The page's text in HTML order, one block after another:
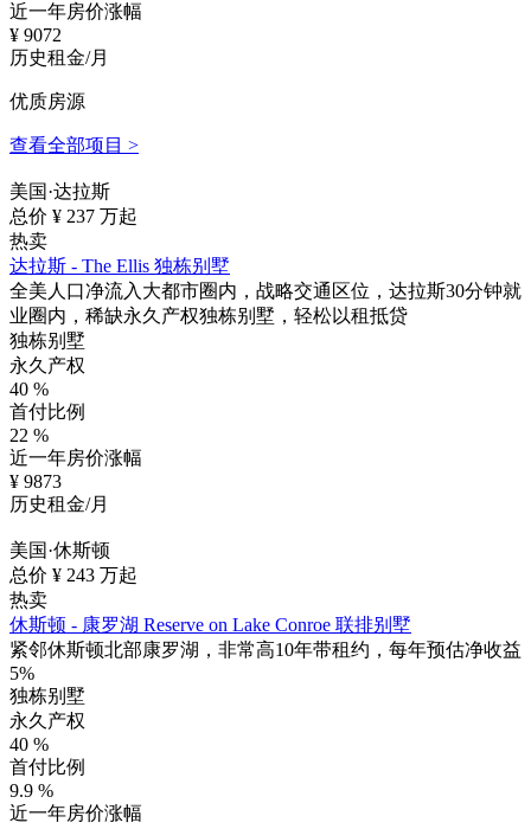
近一年房价涨幅
¥ 9072
历史租金/月
优质房源
查看全部项目 >
美国·达拉斯
总价 ¥ 237 万起
热卖
达拉斯 - The Ellis 独栋别墅
全美人口净流入大都市圈内，战略交通区位，达拉斯30分钟就
业圈内，稀缺永久产权独栋别墅，轻松以租抵贷
独栋别墅
永久产权
40 %
首付比例
22 %
近一年房价涨幅
¥ 9873
历史租金/月
美国·休斯顿
总价 ¥ 243 万起
热卖
休斯顿 - 康罗湖 Reserve on Lake Conroe 联排别墅
紧邻休斯顿北部康罗湖，非常高10年带租约，每年预估净收益
5%
独栋别墅
永久产权
40 %
首付比例
9.9 %
近一年房价涨幅